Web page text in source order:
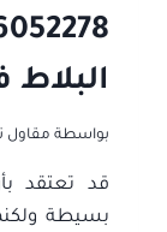
بواسطة مقاول
قد تعتقد
بسيطة